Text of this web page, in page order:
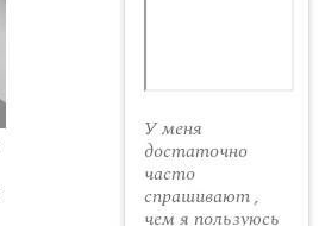
У меня
достаточно
часто
спрашивают ,
чем я пользуюсь